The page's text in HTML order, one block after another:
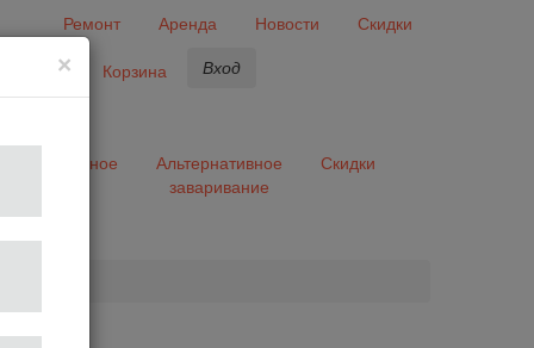
Ремонт Аренда Новости
Скидки
Корзина Вход
Разное
Альтернативное
заваривание
Скидки
×